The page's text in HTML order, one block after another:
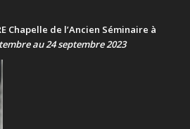
Chapelle de l’Ancien Séminaire à
au 24 septembre 2023